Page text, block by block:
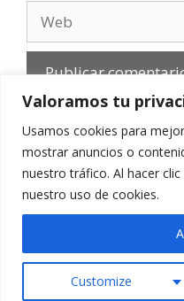
Valoramos tu
Usamos cookies para
mostrar anuncios o
nuestro tráfico. Al hacer
nuestro uso de cookies.
Customize
Aviso Legal-Política
© 2010 -